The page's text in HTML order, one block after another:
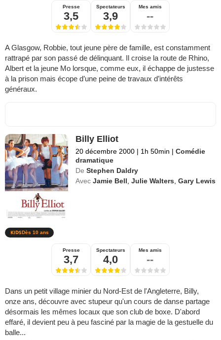
Presse
3,5
Spectateurs
3,9
Mes amis
--
A Glasgow, Robbie, tout jeune père de famille, est constamment
rattrapé par son passé de délinquant. Il croise la route de Rhino,
Albert et la jeune Mo lorsque, comme eux, il échappe de justesse
à la prison mais écope d’une peine de travaux d’intérêts
généraux.
Billy Elliot
20 décembre 2000 | 1h 50min | Comédie
dramatique
De Stephen Daldry
Avec Jamie Bell ,Julie Walters ,Gary Lewis
Dès 10 ans
Presse
3,7
Spectateurs
4,0
Mes amis
--
Dans un petit village minier du Nord-Est de l'Angleterre, Billy,
onze ans, découvre avec stupeur qu'un cours de danse partage
désormais les mêmes locaux que son club de boxe. D'abord
effaré, il devient peu à peu fasciné par la magie de la gestuelle du
balle...